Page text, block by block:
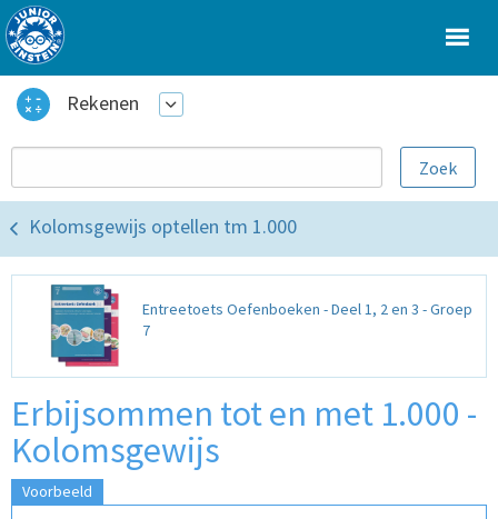
Rekenen
Kolomsgewijs optellen tm 1.000
Entreetoets Oefenboeken - Deel 1, 2 en 3 - Groep
7
Erbijsommen tot en met 1.000 -
Kolomsgewijs
Voorbeeld